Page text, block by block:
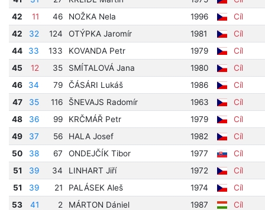
42
11 46 NOŽKA Nela 1996
Cíl
42
32 124 OTÝPKA Jaromír 1981
Cíl
44
33 133 KOVANDA Petr 1979
Cíl
45
12 35 SMÍTALOVÁ Jana 1980
Cíl
46
34 79 ČÁSÁRI Lukáš 1986
Cíl
47
35 116 ŠNEVAJS Radomír 1963
Cíl
48
36 99 KRČMÁŘ Petr 1979
Cíl
49
37 56 HALA Josef 1982
Cíl
50
38 67 ONDEJČÍK Tibor 1977
Cíl
51
39 34 LINHART Jiří 1972
Cíl
51
39 21 PALÁSEK Aleš 1974
Cíl
53
41 2 MÁRTON Dániel 1987
Cíl